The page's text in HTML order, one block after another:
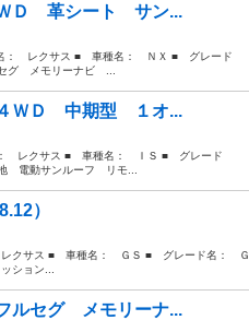
Ｄ 革シート サン...
： レクサス ■ 車種名： ＮＸ ■ グレード
グ メモリーナビ ...
ＷＤ 中期型 １オ...
レクサス ■ 車種名： ＩＳ ■ グレード
電動サンルーフ リモ...
）
クサス ■ 車種名： ＧＳ ■ グレード名： Ｇ
ョン...
ルセグ メモリーナ...